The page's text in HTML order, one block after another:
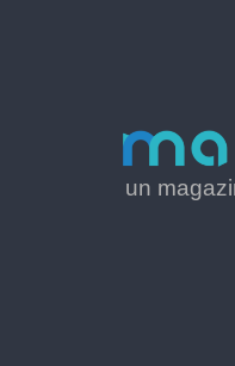
un